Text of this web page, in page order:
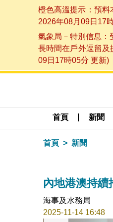
橙色高溫提示：預
2026年08月09日17
氣象局－特別信息：
長時間在戶外逗留及
09日17時05分 更新)
首頁 新聞
首頁 新聞
內地港澳持
海事及水務局
2025-11-14 16:48